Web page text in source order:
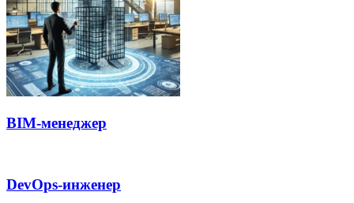
BIM-менеджер
DevOps-инженер